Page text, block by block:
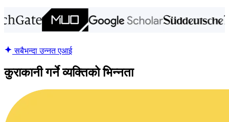
सबैभन्दा उन्नत एआई
कुराकानी गर्ने व्यक्तिको भिन्नता